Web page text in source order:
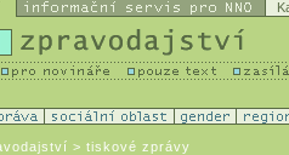
> tiskové zprávy